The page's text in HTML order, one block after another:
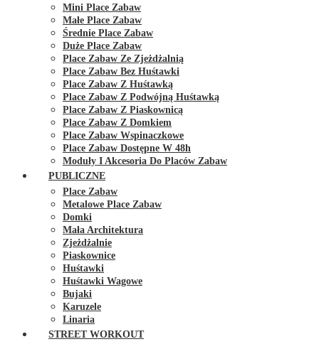
Mini Place Zabaw
Małe Place Zabaw
Średnie Place Zabaw
Duże Place Zabaw
Place Zabaw Ze Zjeżdżalnią
Place Zabaw Bez Huśtawki
Place Zabaw Z Huśtawką
Place Zabaw Z Podwójną Huśtawką
Place Zabaw Z Piaskownicą
Place Zabaw Z Domkiem
Place Zabaw Wspinaczkowe
Place Zabaw Dostępne W 48h
Moduły I Akcesoria Do Placów Zabaw
PUBLICZNE
Place Zabaw
Metalowe Place Zabaw
Domki
Mała Architektura
Zjeżdżalnie
Piaskownice
Huśtawki
Huśtawki Wagowe
Bujaki
Karuzele
Linaria
STREET WORKOUT